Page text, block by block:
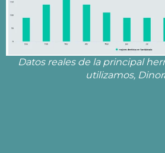
Datos reales de la principal
utilizamos,